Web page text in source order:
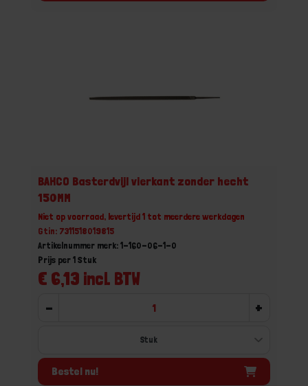
BAHCO Basterdvijl vierkant zonder hecht
150MM
Niet op voorraad, levertijd 1 tot meerdere werkdagen
Gtin: 7311518019815
Artikelnummer merk: 1-160-06-1-0
€ 6,13 incl. BTW
Prijs per 1 Stuk
- +
Bestel nu!